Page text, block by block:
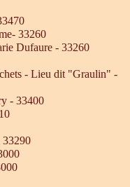
33260
Dufaure - 33260
- Lieu dit "Graulin" -
- 33400
33290